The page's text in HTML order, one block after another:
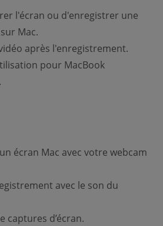
l'écran ou d'enregistrer une
Mac.
après l'enregistrement.
pour MacBook
écran Mac avec votre webcam
avec le son du
captures d’écran.